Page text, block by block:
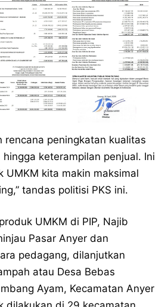
rencana peningkatan kualitas
keterampilan penjual. Ini
UMKM kita makin maksimal
tandas politisi PKS ini.
UMKM di PIP, Najib
Pasar Anyer dan
pedagang, dilanjutkan
atau Desa Bebas
Ayam, Kecamatan Anyer